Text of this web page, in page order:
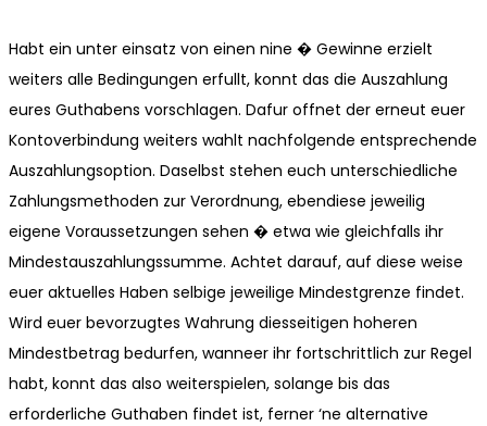
Habt ein unter einsatz von einen nine � Gewinne erzielt
weiters alle Bedingungen erfullt, konnt das die Auszahlung
eures Guthabens vorschlagen. Dafur offnet der erneut euer
Kontoverbindung weiters wahlt nachfolgende entsprechende
Auszahlungsoption. Daselbst stehen euch unterschiedliche
Zahlungsmethoden zur Verordnung, ebendiese jeweilig
eigene Voraussetzungen sehen � etwa wie gleichfalls ihr
Mindestauszahlungssumme. Achtet darauf, auf diese weise
euer aktuelles Haben selbige jeweilige Mindestgrenze findet.
Wird euer bevorzugtes Wahrung diesseitigen hoheren
Mindestbetrag bedurfen, wanneer ihr fortschrittlich zur Regel
habt, konnt das also weiterspielen, solange bis das
erforderliche Guthaben findet ist, ferner ‘ne alternative